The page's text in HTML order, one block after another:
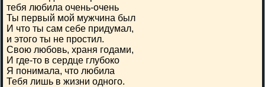
тебя любила очень-очень
Ты первый мой мужчина был
И что ты сам себе придумал,
и этого ты не простил.
Свою любовь, храня годами,
И где-то в сердце глубоко
Я понимала, что любила
Тебя лишь в жизни одного.